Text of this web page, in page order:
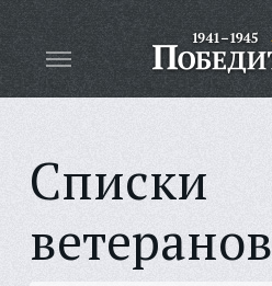
Списки
ветеранов